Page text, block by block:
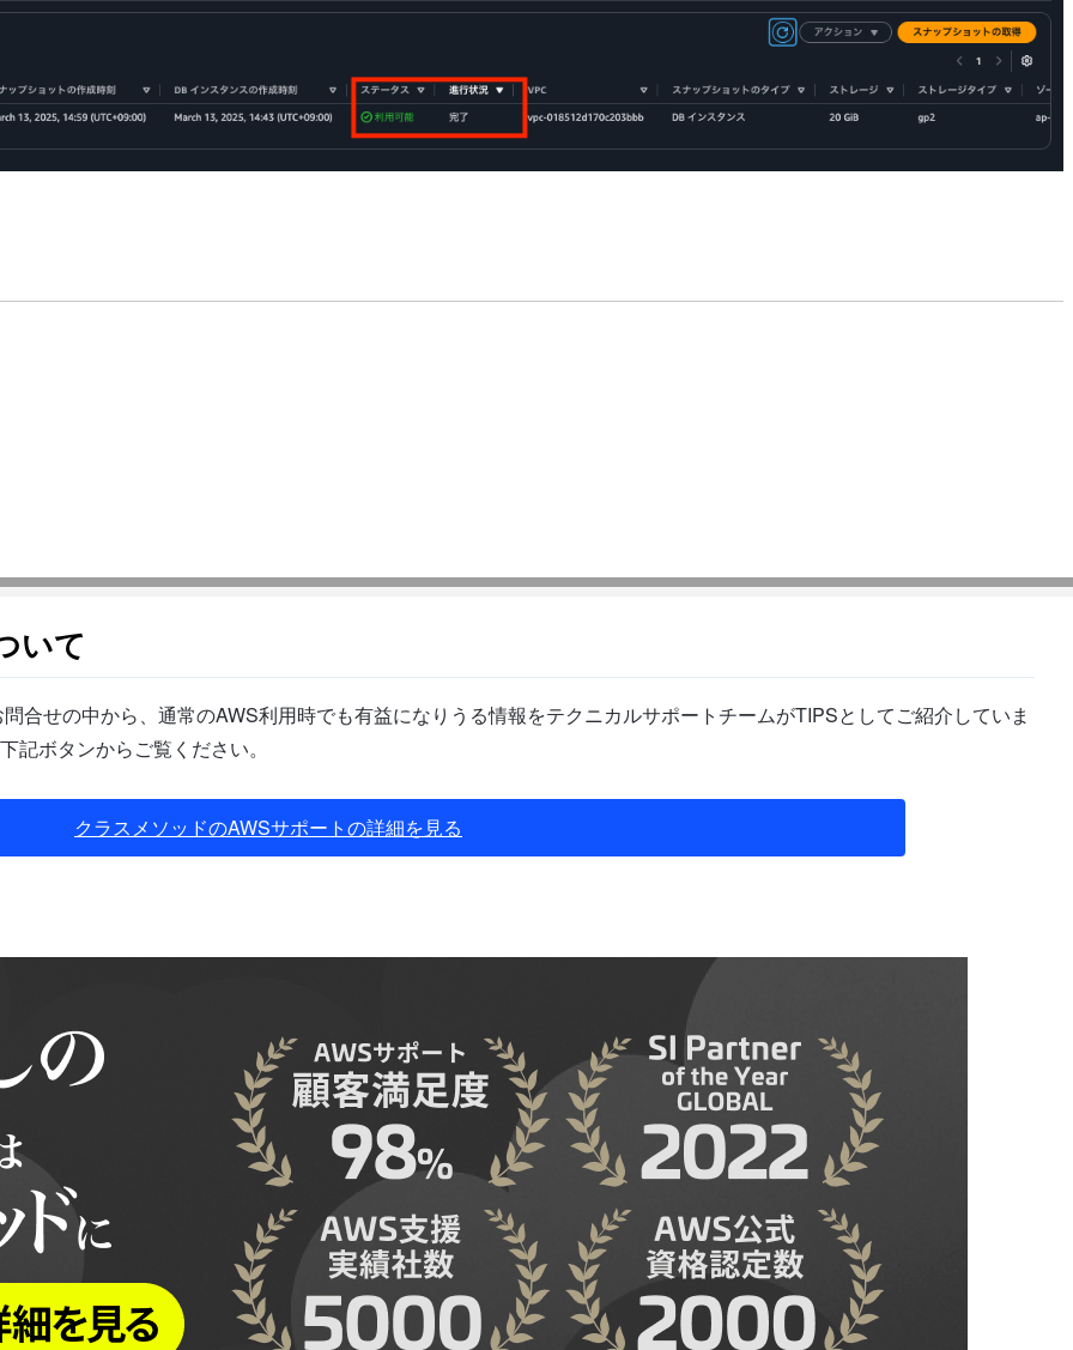
いて
合せの中から、通常のAWS利用時でも有益になりうる情報をテクニカルサポートチームがTIPSとしてご紹介していま
ボタンからご覧ください。
クラスメソッドのAWSサポートの詳細を見る